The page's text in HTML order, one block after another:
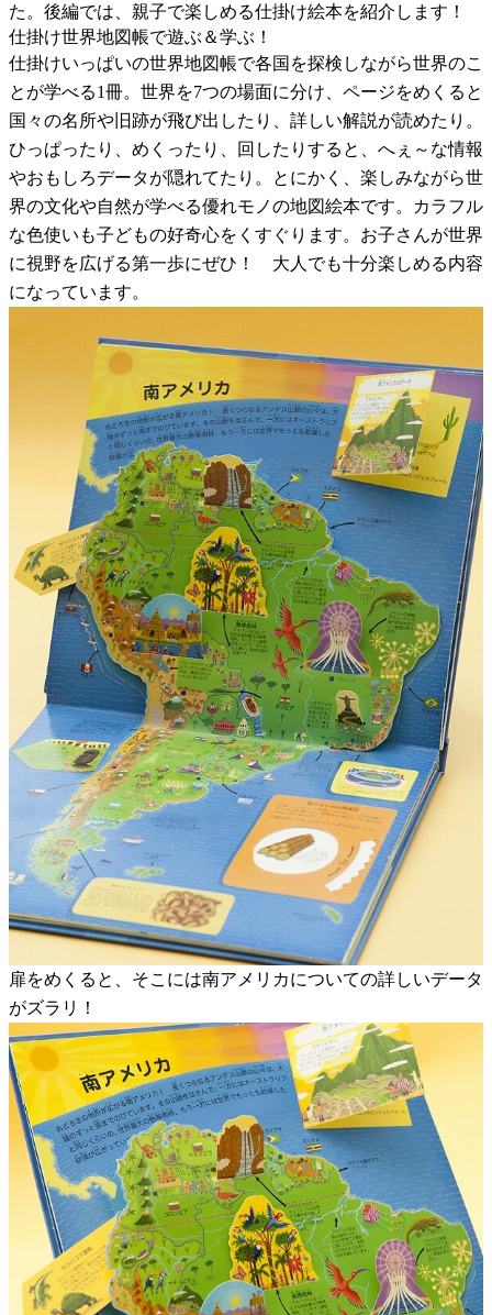
た。後編では、親子で楽しめる仕掛け絵本を紹介します！
仕掛け世界地図帳で遊ぶ＆学ぶ！
仕掛けいっぱいの世界地図帳で各国を探検しながら世界のこ
とが学べる1冊。世界を7つの場面に分け、ページをめくると
国々の名所や旧跡が飛び出したり、詳しい解説が読めたり。
ひっぱったり、めくったり、回したりすると、へぇ～な情報
やおもしろデータが隠れてたり。とにかく、楽しみながら世
界の文化や自然が学べる優れモノの地図絵本です。カラフル
な色使いも子どもの好奇心をくすぐります。お子さんが世界
に視野を広げる第一歩にぜひ！ 大人でも十分楽しめる内容
になっています。
扉をめくると、そこには南アメリカについての詳しいデータ
がズラリ！